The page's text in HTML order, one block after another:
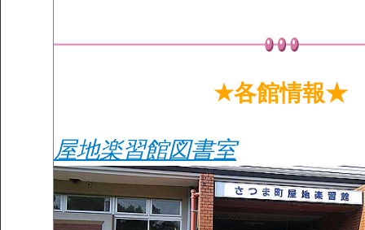
★各館情報★
屋地楽習館図書室